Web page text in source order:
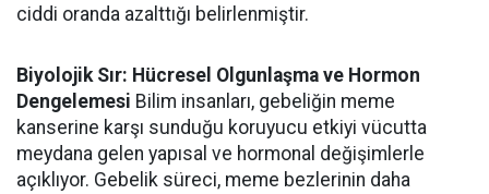
ciddi oranda azalttığı belirlenmiştir.
Biyolojik Sır: Hücresel Olgunlaşma ve Hormon
Dengelemesi Bilim insanları, gebeliğin meme
kanserine karşı sunduğu koruyucu etkiyi vücutta
meydana gelen yapısal ve hormonal değişimlerle
açıklıyor. Gebelik süreci, meme bezlerinin daha